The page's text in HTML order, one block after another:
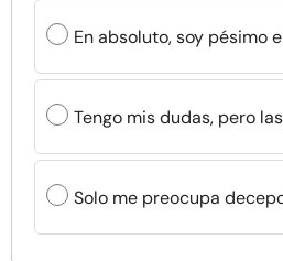
En absoluto, soy pésimo
Tengo mis dudas, pero
Solo me preocupa